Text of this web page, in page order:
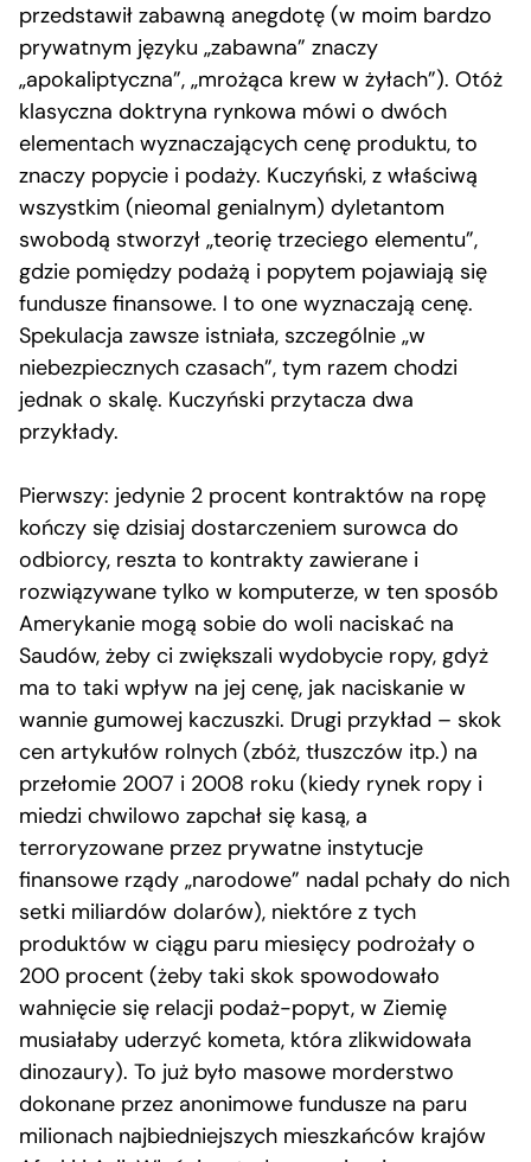
przedstawił zabawną anegdotę (w moim bardzo
prywatnym języku „zabawna” znaczy
„apokaliptyczna”, „mrożąca krew w żyłach”). Otóż
klasyczna doktryna rynkowa mówi o dwóch
elementach wyznaczających cenę produktu, to
znaczy popycie i podaży. Kuczyński, z właściwą
wszystkim (nieomal genialnym) dyletantom
swobodą stworzył „teorię trzeciego elementu”,
gdzie pomiędzy podażą i popytem pojawiają się
fundusze finansowe. I to one wyznaczają cenę.
Spekulacja zawsze istniała, szczególnie „w
niebezpiecznych czasach”, tym razem chodzi
jednak o skalę. Kuczyński przytacza dwa
przykłady.
Pierwszy: jedynie 2 procent kontraktów na ropę
kończy się dzisiaj dostarczeniem surowca do
odbiorcy, reszta to kontrakty zawierane i
rozwiązywane tylko w komputerze, w ten sposób
Amerykanie mogą sobie do woli naciskać na
Saudów, żeby ci zwiększali wydobycie ropy, gdyż
ma to taki wpływ na jej cenę, jak naciskanie w
wannie gumowej kaczuszki. Drugi przykład – skok
cen artykułów rolnych (zbóż, tłuszczów itp.) na
przełomie 2007 i 2008 roku (kiedy rynek ropy i
miedzi chwilowo zapchał się kasą, a
terroryzowane przez prywatne instytucje
finansowe rządy „narodowe” nadal pchały do nich
setki miliardów dolarów), niektóre z tych
produktów w ciągu paru miesięcy podrożały o
200 procent (żeby taki skok spowodowało
wahnięcie się relacji podaż-popyt, w Ziemię
musiałaby uderzyć kometa, która zlikwidowała
dinozaury). To już było masowe morderstwo
dokonane przez anonimowe fundusze na paru
milionach najbiedniejszych mieszkańców krajów